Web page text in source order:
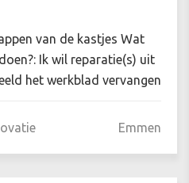
van de kastjes Wat
Ik wil reparatie(s) uit
het werkblad vervangen
Emmen